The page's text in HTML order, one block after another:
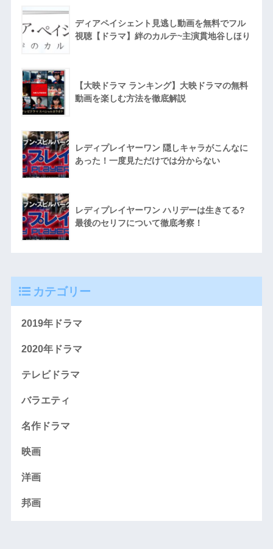
ディアペイシェント見逃し動画を無料でフル
視聴【ドラマ】絆のカルテ~主演貫地谷しほり
【大映ドラマ ランキング】大映ドラマの無料
動画を楽しむ方法を徹底解説
レディプレイヤーワン 隠しキャラがこんなに
あった！一度見ただけでは分からない
レディプレイヤーワン ハリデーは生きてる?
最後のセリフについて徹底考察！
カテゴリー
2019年ドラマ
2020年ドラマ
テレビドラマ
バラエティ
名作ドラマ
映画
洋画
邦画